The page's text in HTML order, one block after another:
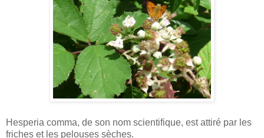
Hesperia comma, de son nom scientifique, est attiré par les
friches et les pelouses sèches.